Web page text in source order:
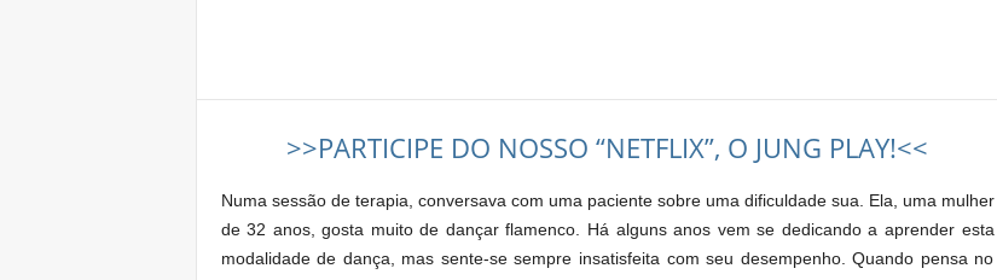
>>PARTICIPE DO NOSSO “NETFLIX”, O JUNG PLAY!<<
Numa sessão de terapia, conversava com uma paciente sobre uma dificuldade sua. Ela, uma mulher
de 32 anos, gosta muito de dançar flamenco. Há alguns anos vem se dedicando a aprender esta
modalidade de dança, mas sente-se sempre insatisfeita com seu desempenho. Quando pensa no